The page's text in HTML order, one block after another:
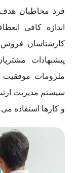
فرد مخاطبان هدف
اندازه کافی
کارشناسان فروش
پیشنهادات
ملزومات
و کارها استفاده